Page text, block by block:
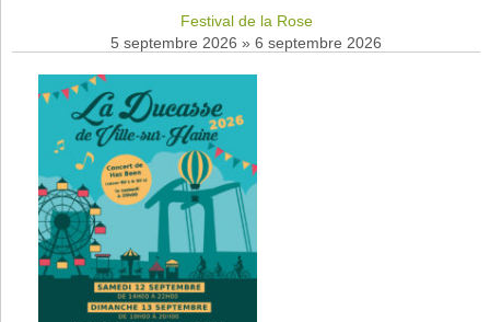
Festival de la Rose
5 septembre 2026 » 6 septembre 2026